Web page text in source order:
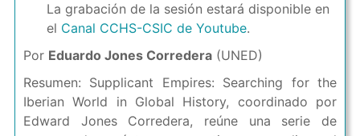
La grabación de la sesión estará disponible en
el Canal CCHS-CSIC de Youtube.
Por Eduardo Jones Corredera(UNED)
Resumen: Supplicant Empires: Searching for the
Iberian World in Global History, coordinado por
Edward Jones Corredera, reúne una serie de